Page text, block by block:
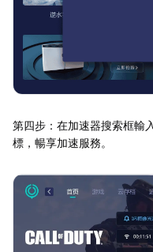
第四步：在加速器搜索框輸
標，暢享加速服務。